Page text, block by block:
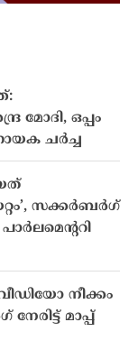
മോദി, ഒപ്പം
ചർച്ച
സക്കർബർഗ്
നീക്കം
മാപ്പ്